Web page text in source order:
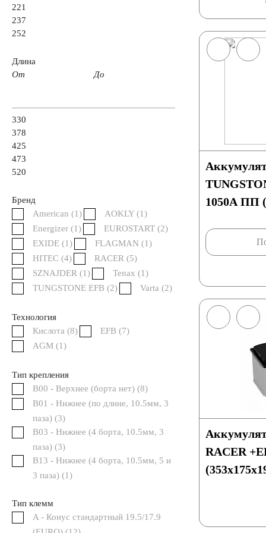
Аккумуляторы
Аккумуляторы AGM
Чехия Турция
Республика
Китай Казахстан Иран
Аккумуляторы по напряжению
Аккумуляторы по стране (Родина бренда)
Аккумуляторы для американских автомобилей
Аккумуляторы для европейских автомобилей
221
237
252
Длина
От
До
330
378
425
473
520
Бренд
American (1) AOKLY (1)
Energizer (1) EUROSTART (2)
EXIDE (1) FLAGMAN (1)
HITEC (4) RACER (5)
SZNAJDER (1) Tenax (1)
TUNGSTONE EFB (2) Varta (2)
Технология
Кислота (8) EFB (7)
AGM (1)
Тип крепления
B00 - Верхнее (борта нет) (8)
B01 - Нижнее (по длине, 10.5мм, 3
паза) (3)
B03 - Нижнее (4 борта, 10.5мм, 3
паза) (3)
B13 - Нижнее (4 борта, 10.5мм, 5 и
3 паза) (1)
Тип клемм
A - Конус стандартный 19.5/17.9
1050А ПП
RACER